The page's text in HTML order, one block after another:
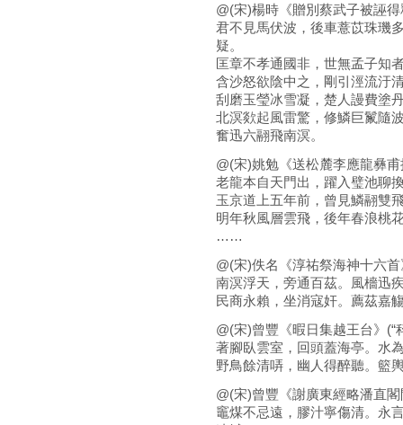
@(宋)楊時《贈別蔡武子被誣
君不見馬伏波，後車薏苡珠璣
疑。
匡章不孝通國非，世無孟子知
含沙怒欲陰中之，剛引涇流汙
刮磨玉瑩冰雪凝，楚人謾費塗
北溟欻起風雷驚，修鱗巨鬣隨
奮迅六翮飛南溟。
@(宋)姚勉《送松麓李應龍彝
老龍本自天門出，躍入璧池聊
玉京道上五年前，曾見鱗翮雙
明年秋風層雲飛，後年春浪桃
……
@(宋)佚名《淳祐祭海神十六首
南溟浮天，旁通百茲。風檣迅
民商永賴，坐消寇奸。薦茲嘉
@(宋)曾豐《暇日集越王台》(“
著腳臥雲室，回頭蓋海亭。水
野鳥餘清哢，幽人得醉聽。
@(宋)曾豐《謝廣東經略潘直
竈煤不忌遠，膠汁寧傷清。永